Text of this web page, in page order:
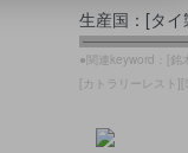
生産国：[タイ
●関連keyword：[銘
[カトラリーレスト][